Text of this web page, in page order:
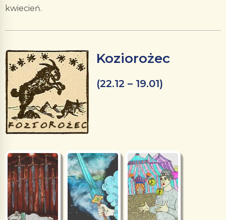
kwiecień.
Koziorożec
(22.12 – 19.01)